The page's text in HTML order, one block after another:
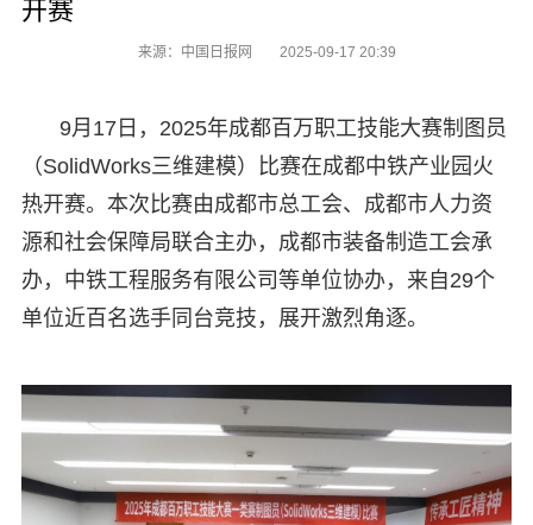
开赛
来源：中国日报网 2025-09-17 20:39
9月17日，2025年成都百万职工技能大赛制图员
（SolidWorks三维建模）比赛在成都中铁产业园火
热开赛。本次比赛由成都市总工会、成都市人力资
源和社会保障局联合主办，成都市装备制造工会承
办，中铁工程服务有限公司等单位协办，来自29个
单位近百名选手同台竞技，展开激烈角逐。